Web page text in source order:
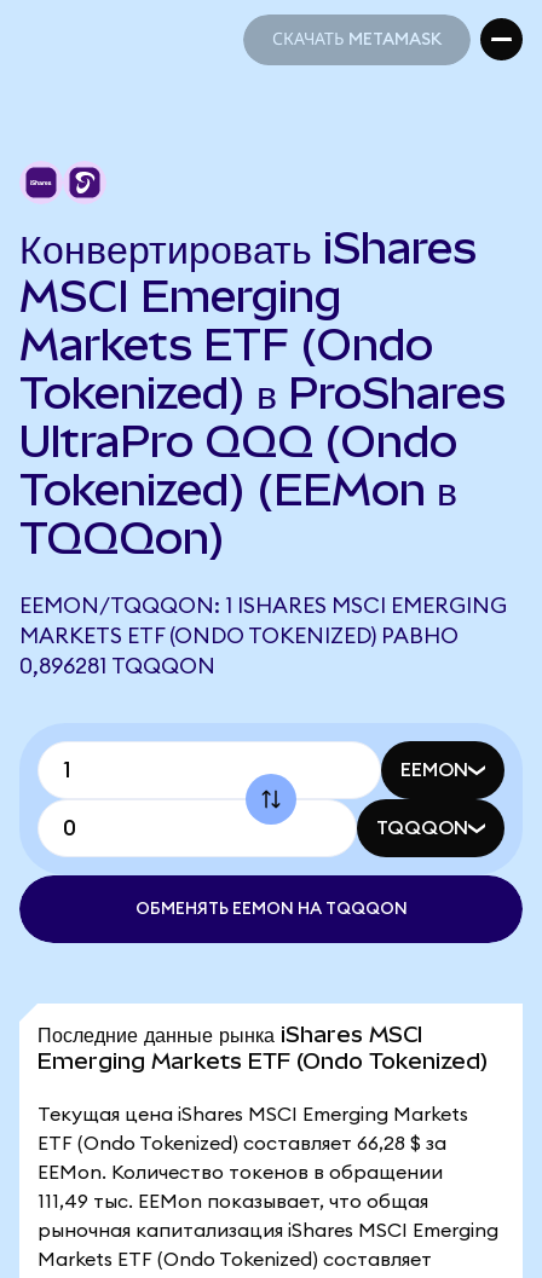
СКАЧАТЬ METAMASK
Конвертировать iShares
MSCI Emerging
Markets ETF (Ondo
Tokenized) в ProShares
UltraPro QQQ (Ondo
Tokenized) (EEMon в
TQQQon)
EEMON/TQQQON: 1 ISHARES MSCI EMERGING
MARKETS ETF (ONDO TOKENIZED) РАВНО
0,896281 TQQQON
EEMON
TQQQON
ОБМЕНЯТЬ EEMON НА TQQQON
Последние данные рынка iShares MSCI
Emerging Markets ETF (Ondo Tokenized)
Текущая цена iShares MSCI Emerging Markets
ETF (Ondo Tokenized) составляет 66,28 $ за
EEMon. Количество токенов в обращении
111,49 тыс. EEMon показывает, что общая
рыночная капитализация iShares MSCI Emerging
Markets ETF (Ondo Tokenized) составляет